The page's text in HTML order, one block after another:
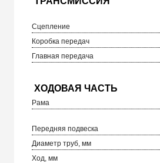
Сцепление
Коробка передач
Главная передача
Рама
Передняя подвеска
Диаметр труб, мм
Ход, мм